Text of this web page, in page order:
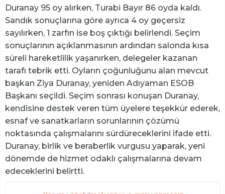
Duranay 95 oy alırken, Turabi Bayır 86 oyda kaldı.
Sandık sonuçlarına göre ayrıca 4 oy geçersiz
sayılırken, 1 zarfın ise boş çıktığı belirlendi. Seçim
sonuçlarının açıklanmasının ardından salonda kısa
süreli hareketlilik yaşanırken, delegeler kazanan
tarafı tebrik etti. Oyların çoğunluğunu alan mevcut
başkan Ziya Duranay, yeniden Adıyaman ESOB
Başkanı seçildi. Seçim sonrası konuşan Duranay,
kendisine destek veren tüm üyelere teşekkür ederek,
esnaf ve sanatkarların sorunlarının çözümü
noktasında çalışmalarını sürdüreceklerini ifade etti.
Duranay, birlik ve beraberlik vurgusu yaparak, yeni
dönemde de hizmet odaklı çalışmalarına devam
edeceklerini belirtti.